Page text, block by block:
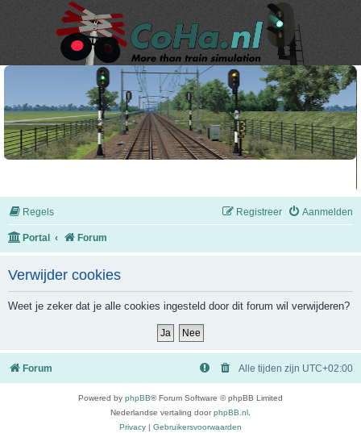
Regels Aanmelden
Registreer
Portal Forum
Verwijder cookies
Weet je zeker dat je alle cookies ingesteld door dit forum wil verwijderen?
Forum Alle tijden zijn UTC+02:00
Powered by phpBB® Forum Software © phpBB Limited
Nederlandse vertaling doorphpBB.nl
Privacy | Gebruikersvoorwaarden